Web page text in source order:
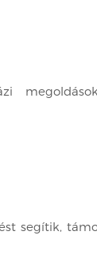
segítik,